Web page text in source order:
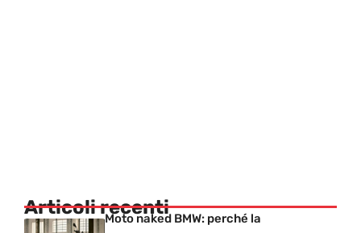
Articoli recentiMoto naked BMW: perché la